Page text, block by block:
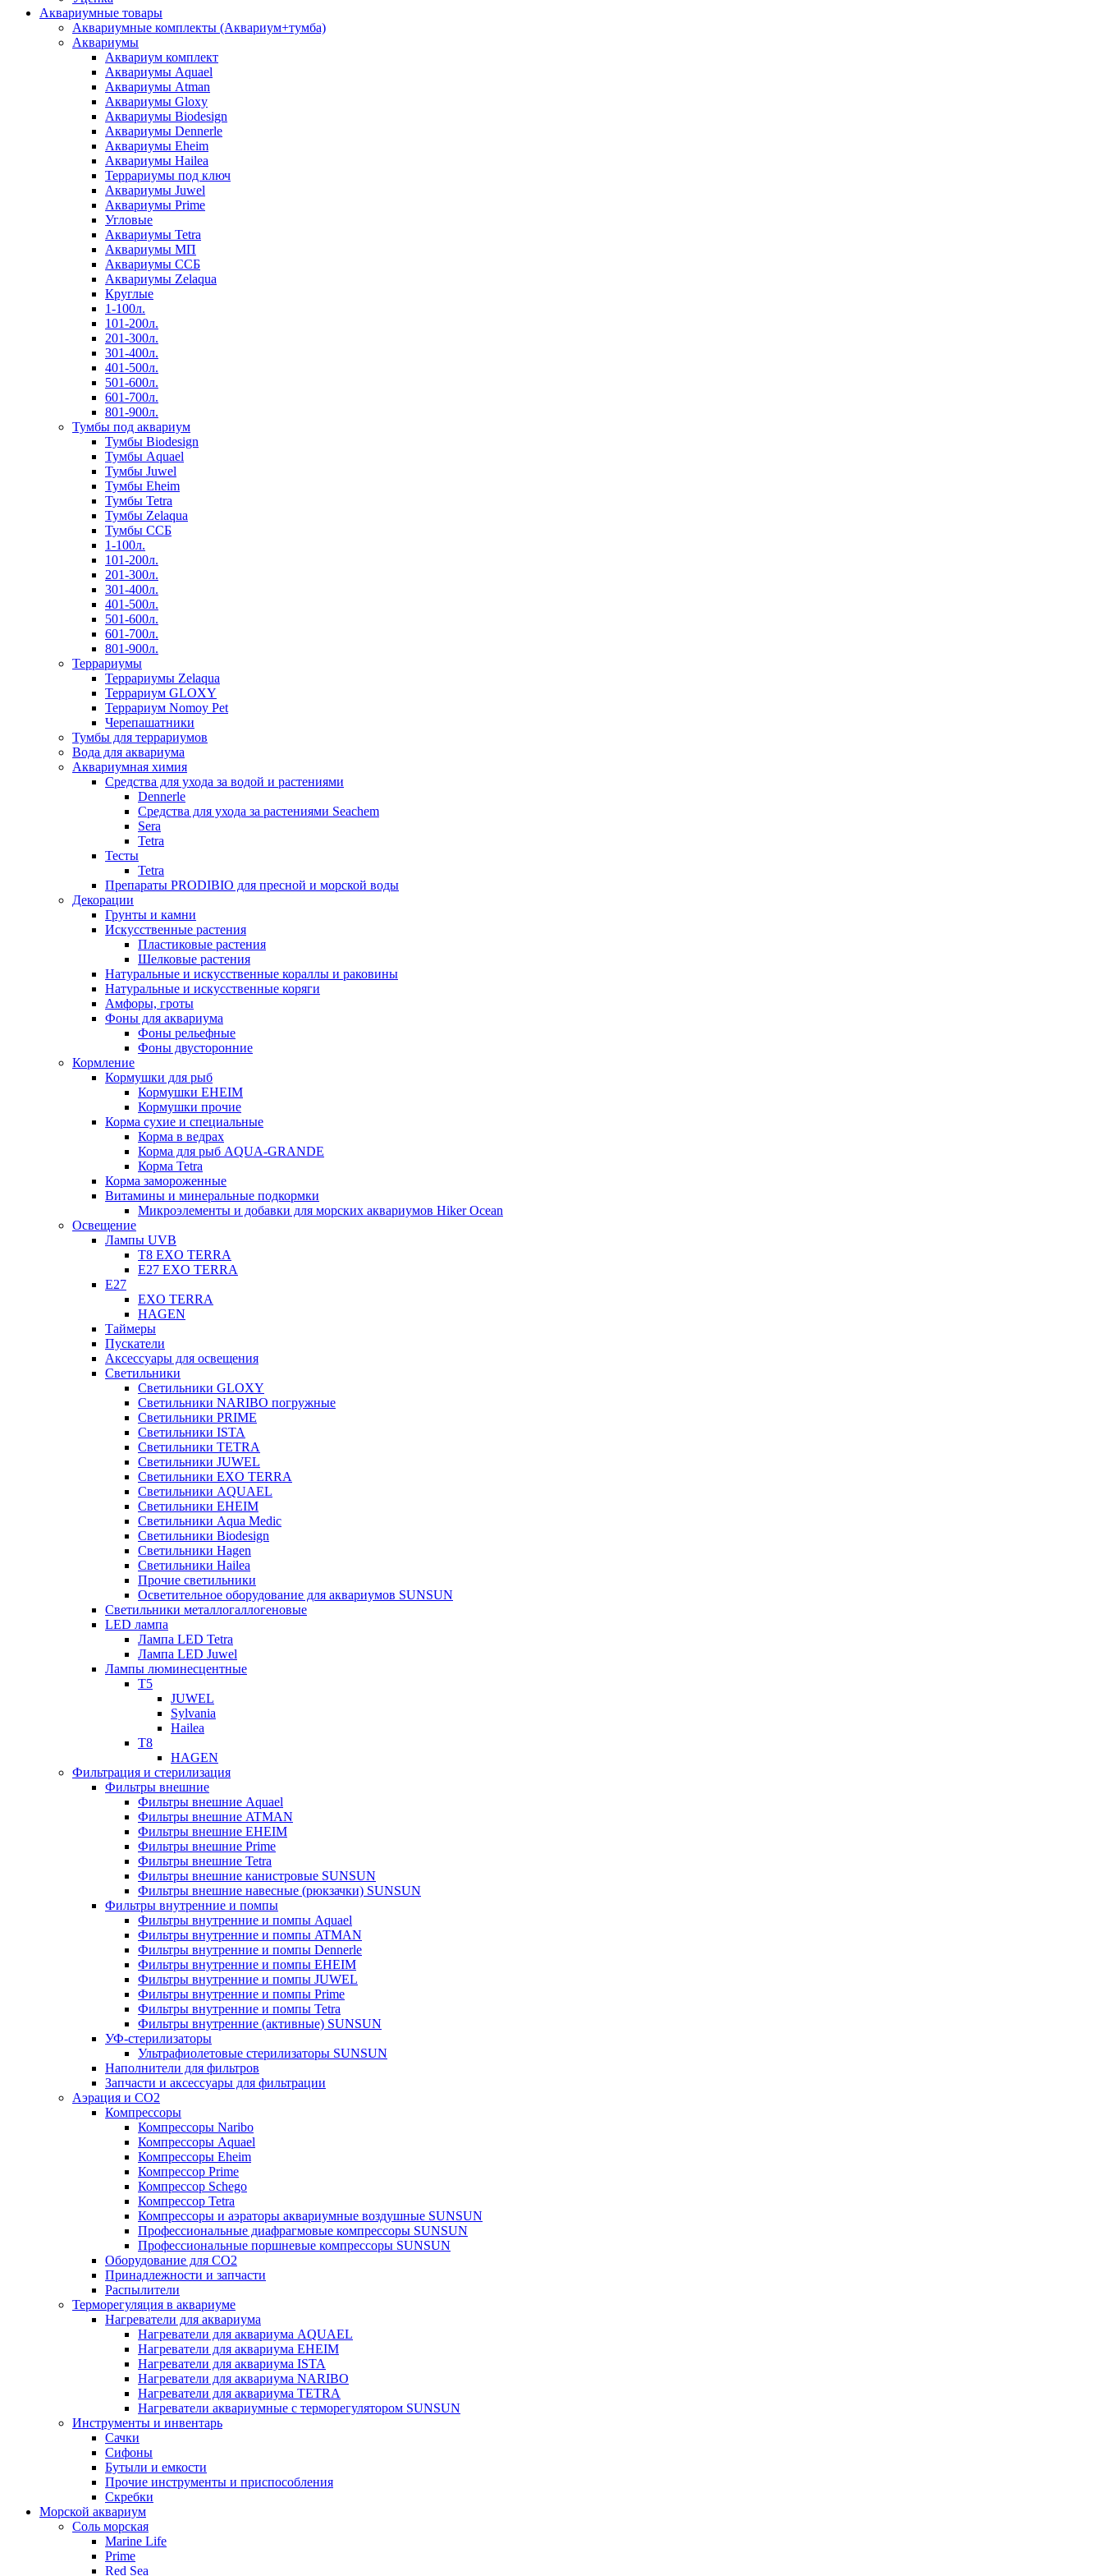
Аквариумные товары
Аквариумные комплекты (Аквариум+тумба)
Аквариумы
Аквариум комплект
Аквариумы Aquael
Аквариумы Atman
Аквариумы Gloxy
Аквариумы Biodesign
Аквариумы Dennerle
Аквариумы Eheim
Аквариумы Hailea
Террариумы под ключ
Аквариумы Juwel
Аквариумы Prime
Угловые
Аквариумы Tetra
Аквариумы МП
Аквариумы ССБ
Аквариумы Zelaqua
Круглые
1-100л.
101-200л.
201-300л.
301-400л.
401-500л.
501-600л.
601-700л.
801-900л.
Тумбы под аквариум
Тумбы Biodesign
Тумбы Aquael
Тумбы Juwel
Тумбы Eheim
Тумбы Tetra
Тумбы Zelaqua
Тумбы ССБ
1-100л.
101-200л.
201-300л.
301-400л.
401-500л.
501-600л.
601-700л.
801-900л.
Террариумы
Террариумы Zelaqua
Террариум GLOXY
Террариум Nomoy Pet
Черепашатники
Тумбы для террариумов
Вода для аквариума
Аквариумная химия
Средства для ухода за водой и растениями
Dennerle
Средства для ухода за растениями Seachem
Sera
Tetra
Тесты
Tetra
Препараты PRODIBIO для пресной и морской воды
Декорации
Грунты и камни
Искусственные растения
Пластиковые растения
Шелковые растения
Натуральные и искусственные кораллы и раковины
Натуральные и искусственные коряги
Амфоры, гроты
Фоны для аквариума
Фоны рельефные
Фоны двусторонние
Кормление
Кормушки для рыб
Кормушки EHEIM
Кормушки прочие
Корма сухие и специальные
Корма в ведрах
Корма для рыб AQUA-GRANDE
Корма Tetra
Корма замороженные
Витамины и минеральные подкормки
Микроэлементы и добавки для морских аквариумов Hiker Ocean
Освещение
Лампы UVB
Т8 EXO TERRA
Е27 EXO TERRA
Е27
EXO TERRA
HAGEN
Таймеры
Пускатели
Аксессуары для освещения
Светильники
Светильники GLOXY
Светильники NARIBO погружные
Светильники PRIME
Светильники ISTA
Светильники TETRA
Светильники JUWEL
Светильники EXO TERRA
Светильники AQUAEL
Светильники EHEIM
Светильники Aqua Medic
Светильники Biodesign
Светильники Hagen
Светильники Hailea
Прочие светильники
Осветительное оборудование для аквариумов SUNSUN
Светильники металлогаллогеновые
LED лампа
Лампа LED Tetra
Лампа LED Juwel
Лампы люминесцентные
T5
JUWEL
Sylvania
Hailea
T8
HAGEN
Фильтрация и стерилизация
Фильтры внешние
Фильтры внешние Aquael
Фильтры внешние ATMAN
Фильтры внешние EHEIM
Фильтры внешние Prime
Фильтры внешние Tetra
Фильтры внешние канистровые SUNSUN
Фильтры внешние навесные (рюкзачки) SUNSUN
Фильтры внутренние и помпы
Фильтры внутренние и помпы Aquael
Фильтры внутренние и помпы ATMAN
Фильтры внутренние и помпы Dennerle
Фильтры внутренние и помпы EHEIM
Фильтры внутренние и помпы JUWEL
Фильтры внутренние и помпы Prime
Фильтры внутренние и помпы Tetra
Фильтры внутренние (активные) SUNSUN
УФ-стерилизаторы
Ультрафиолетовые стерилизаторы SUNSUN
Наполнители для фильтров
Запчасти и аксессуары для фильтрации
Аэрация и CO2
Компрессоры
Компрессоры Naribo
Компрессоры Aquael
Компрессоры Eheim
Компрессор Prime
Компрессор Schego
Компрессор Tetra
Компрессоры и аэраторы аквариумные воздушные SUNSUN
Профессиональные диафрагмовые компрессоры SUNSUN
Профессиональные поршневые компрессоры SUNSUN
Оборудование для CO2
Принадлежности и запчасти
Распылители
Терморегуляция в аквариуме
Нагреватели для аквариума
Нагреватели для аквариума AQUAEL
Нагреватели для аквариума EHEIM
Нагреватели для аквариума ISTA
Нагреватели для аквариума NARIBO
Нагреватели для аквариума TETRA
Нагреватели аквариумные с терморегулятором SUNSUN
Инструменты и инвентарь
Сачки
Сифоны
Бутыли и емкости
Прочие инструменты и приспособления
Скребки
Морской аквариум
Соль морская
Marine Life
Prime
Red Sea